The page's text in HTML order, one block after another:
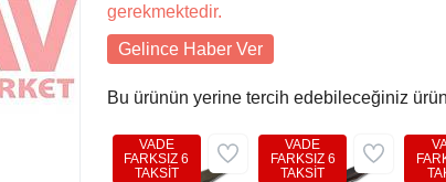
gerekmektedir.
Gelince Haber Ver
Bu ürünün yerine tercih edebileceğiniz
VADE
FARKSIZ 6
TAKSİT
VADE
FARKSIZ 6
TAKSİT